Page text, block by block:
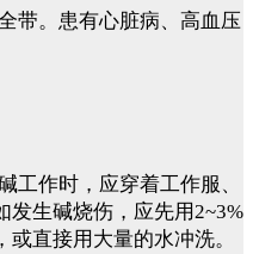
带。患有心脏病、高血压
工作时，应穿着工作服、
发生碱烧伤，应先用2~3%
直接用大量的水冲洗。